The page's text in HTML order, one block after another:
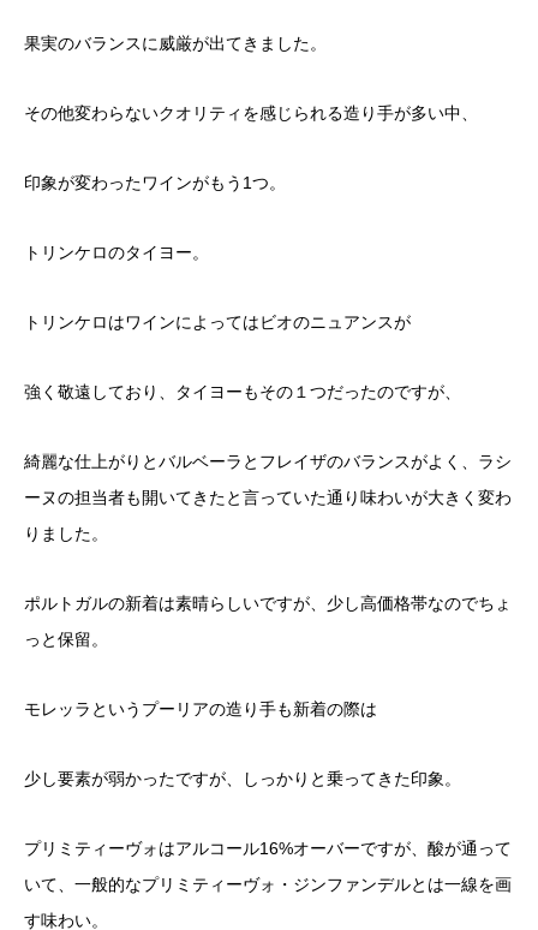
果実のバランスに威厳が出てきました。
その他変わらないクオリティを感じられる造り手が多い中、
印象が変わったワインがもう1つ。
トリンケロのタイヨー。
トリンケロはワインによってはビオのニュアンスが
強く敬遠しており、タイヨーもその１つだったのですが、
綺麗な仕上がりとバルベーラとフレイザのバランスがよく、ラシ
ーヌの担当者も開いてきたと言っていた通り味わいが大きく変わ
りました。
ポルトガルの新着は素晴らしいですが、少し高価格帯なのでちょ
っと保留。
モレッラというプーリアの造り手も新着の際は
少し要素が弱かったですが、しっかりと乗ってきた印象。
プリミティーヴォはアルコール16%オーバーですが、酸が通って
いて、一般的なプリミティーヴォ・ジンファンデルとは一線を画
す味わい。